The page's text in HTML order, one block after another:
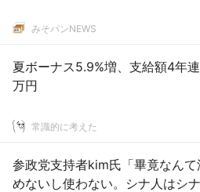
みそパンNEWS
夏ボーナス5.9%増、支給額4年
万円
常識的に考えた
参政党支持者kim氏「畢竟なん
めないし使わない。シナ人はシナに帰れ」 |